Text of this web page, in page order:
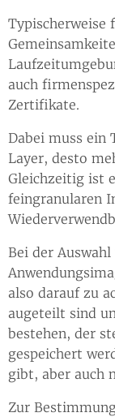
Typischerweise
auch
Zertifikate.
Dabei muss ein
Layer, desto
Gleichzeitig ist
feingranularen
Bei der
also darauf zu
augeteilt sind
bestehen, der
gespeichert
gibt, aber auch
Zur